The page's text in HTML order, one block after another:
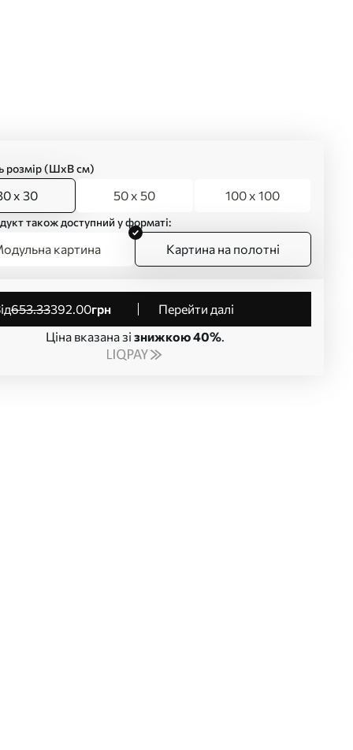
розмір (ШхВ см)
x 30 50 x 50 100 x 100
також доступний у форматі:
картина Картина на полотні
від653.33392.00грн
Перейти далі
Ціна вказана зі знижкою 40%.